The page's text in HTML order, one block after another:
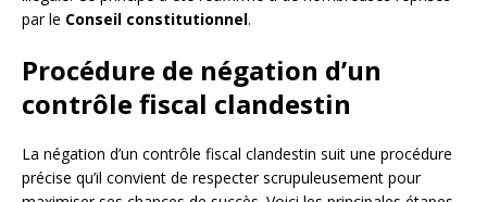
par le Conseil constitutionnel.
Procédure de négation d’un
contrôle fiscal clandestin
La négation d’un contrôle fiscal clandestin suit une procédure
précise qu’il convient de respecter scrupuleusement pour